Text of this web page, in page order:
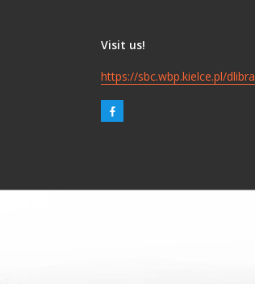
Visit us!
https://sbc.wbp.kielce.pl/dlibra